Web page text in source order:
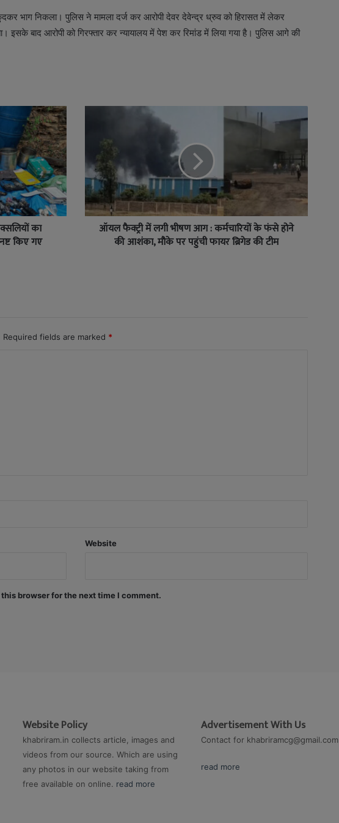
भाग निकला। पुलिस ने मामला दर्ज कर आरोपी देवर देवेन्द्र ध्रुव को हिरासत में लेकर
इसके बाद आरोपी को गिरफ्तार कर न्यायालय में पेश कर रिमांड में लिया गया है। पुलिस आगे की
का
किए गए
ऑयल फैक्ट्री में लगी भीषण आग : कर्मचारियों के फंसे होने
की आशंका, मौके पर पहुंची फायर ब्रिगेड की टीम
Required fields are marked *
Website
browser for the next time I comment.
Website Policy
khabriram.in collects article, images and
videos from our source. Which are using
any photos in our website taking from
free available on online. read more
Advertisement With Us
Contact for khabriramcg@gmail.com
read more